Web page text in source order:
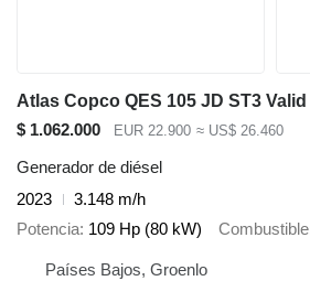
$ 1.062.000 EUR 22.900 ≈ US$ 26.460
Generador de diésel
2023
3.148 m/h
Potencia 109 Hp (80 kW) Combustible
Países Bajos, Groenlo